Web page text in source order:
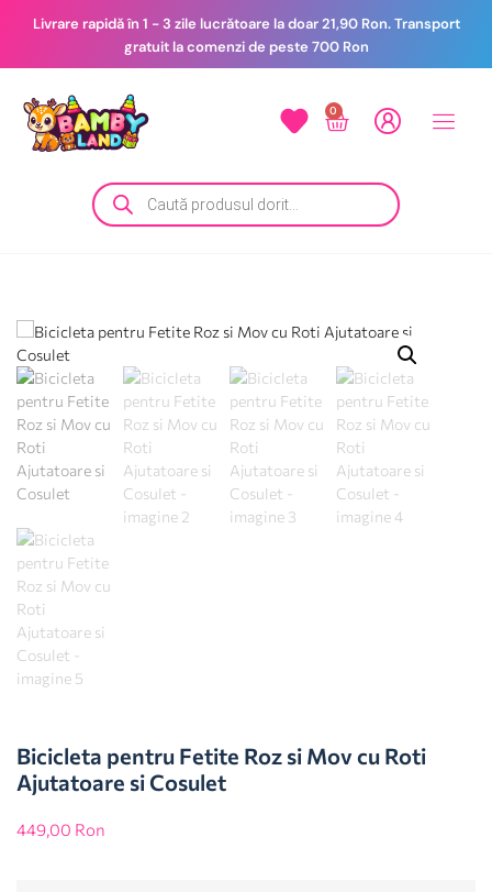
Livrare rapidă în 1 - 3 zile lucrătoare la doar 21,90 Ron. Transport
gratuit la comenzi de peste 700 Ron
0
Bicicleta pentru Fetite Roz si Mov cu Roti
Ajutatoare si Cosulet
449,00 Ron